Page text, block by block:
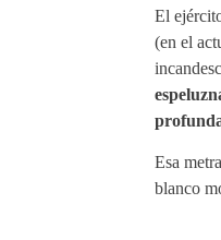
El
(en el
Esa
blanco